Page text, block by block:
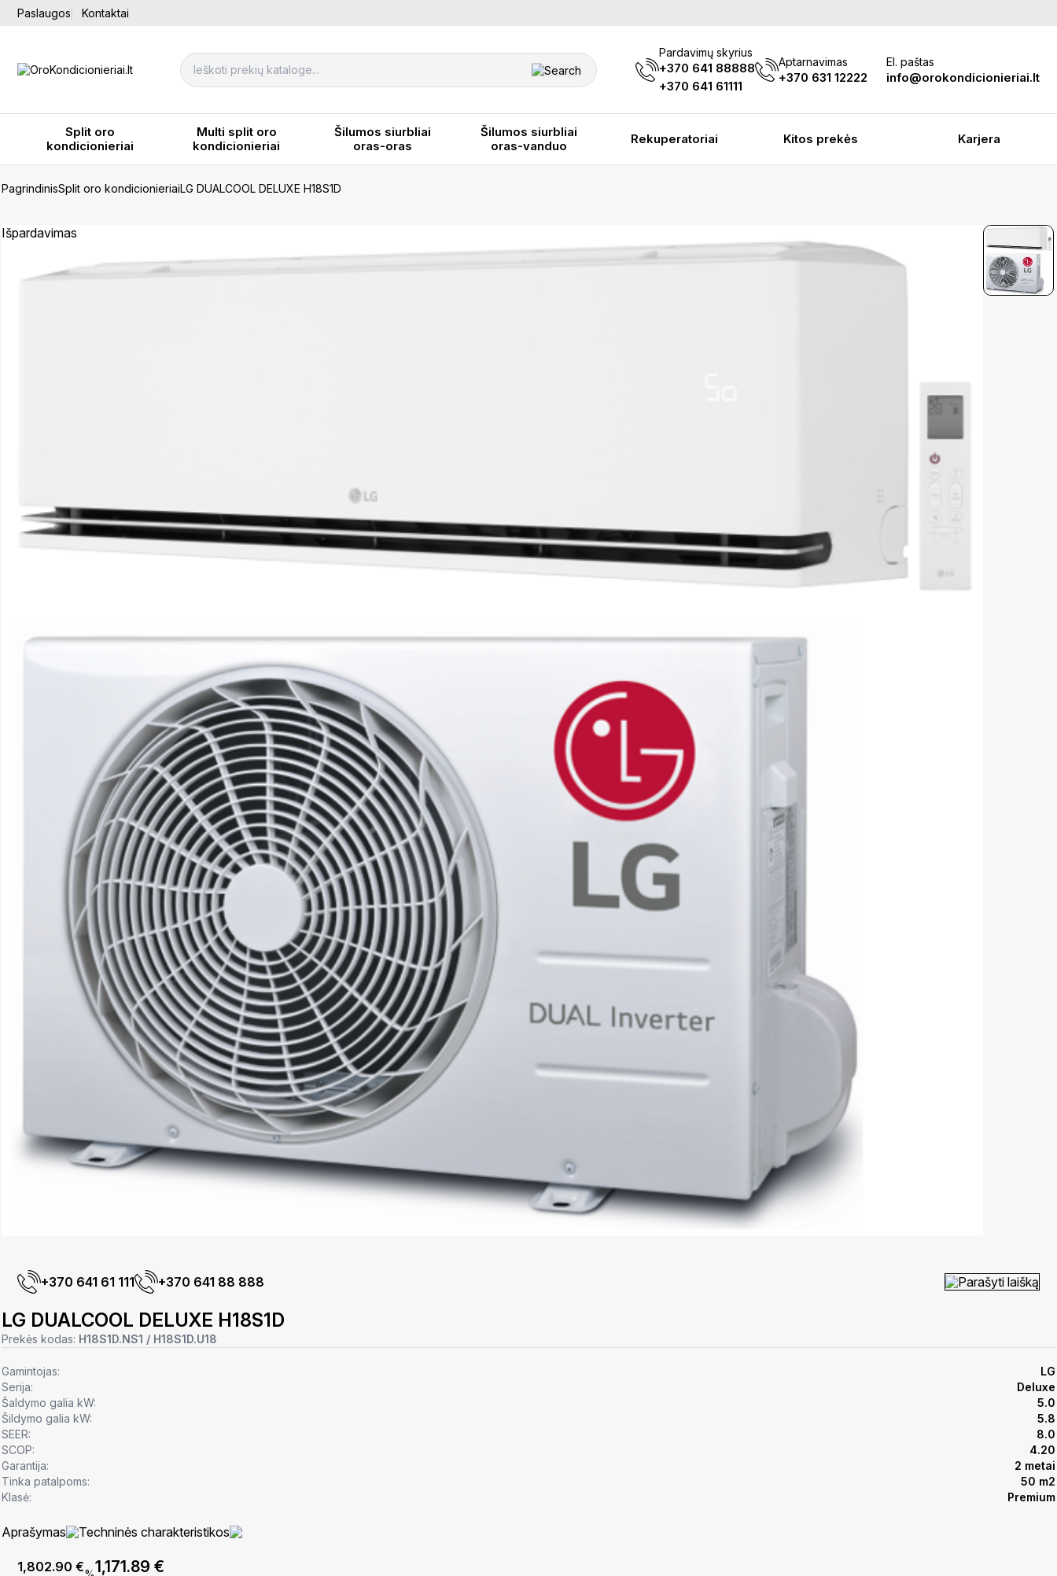
Paslaugos Kontaktai
Pardavimų skyrius
+370 641 88888
+370 641 61111
Aptarnavimas
+370 631 12222
El. paštas
info@orokondicionieriai.lt
Split oro
kondicionieriai
Multi split oro
kondicionieriai
Šilumos siurbliai
oras-oras
Šilumos siurbliai
oras-vanduo
Rekuperatoriai Kitos prekės Karjera
PagrindinisSplit oro kondicionieriaiLG DUALCOOL DELUXE H18S1D
Išpardavimas
+370 641 61 111 +370 641 88 888 Parašyti laišką
LG DUALCOOL DELUXE H18S1D
Prekės kodas: H18S1D.NS1 / H18S1D.U18
Gamintojas:
LG
Serija:
Deluxe
Šaldymo galia kW:
5.0
Šildymo galia kW:
5.8
SEER:
8.0
SCOP:
4.20
Garantija:
2 metai
Tinka patalpoms:
50 m2
Klasė:
Premium
Aprašymas Techninės charakteristikos
1,802.90 €
1,171.89 €